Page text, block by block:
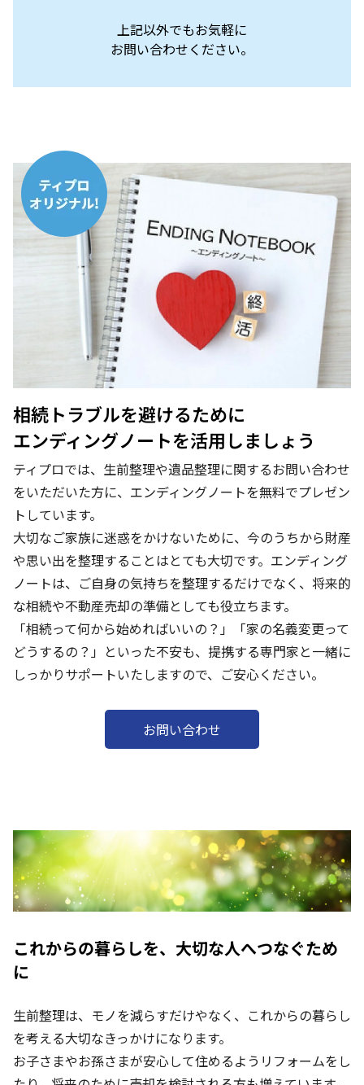
上記以外でもお気軽に
お問い合わせください。
相続トラブルを避けるために
エンディングノートを活用しましょう
ティプロでは、生前整理や遺品整理に関するお問い合わせ
をいただいた方に、エンディングノートを無料でプレゼン
トしています。
大切なご家族に迷惑をかけないために、今のうちから財産
や思い出を整理することはとても大切です。エンディング
ノートは、ご自身の気持ちを整理するだけでなく、将来的
な相続や不動産売却の準備としても役立ちます。
「相続って何から始めればいいの？」「家の名義変更って
どうするの？」といった不安も、提携する専門家と一緒に
しっかりサポートいたしますので、ご安心ください。
お問い合わせ
これからの暮らしを、大切な人へつなぐため
に
生前整理は、モノを減らすだけやなく、これからの暮らし
を考える大切なきっかけになります。
お子さまやお孫さまが安心して住めるようリフォームをし